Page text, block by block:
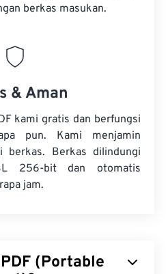
berkas masukan.
& Aman
kami gratis dan berfungsi
pun. Kami menjamin
berkas. Berkas dilindungi
256-bit dan otomatis
jam.
(Portable